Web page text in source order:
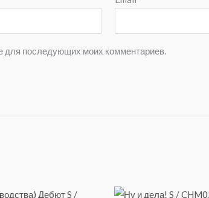
для последующих моих комментариев.